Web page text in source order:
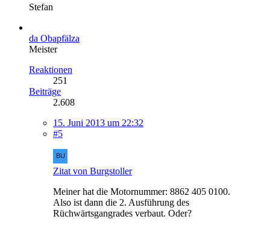
Stefan
da Obapfälza
Meister
Reaktionen
251
Beiträge
2.608
15. Juni 2013 um 22:32
#5
Zitat von Burgstoller
Meiner hat die Motornummer: 8862 405 0100.
Also ist dann die 2. Ausführung des
Rüchwärtsgangrades verbaut. Oder?